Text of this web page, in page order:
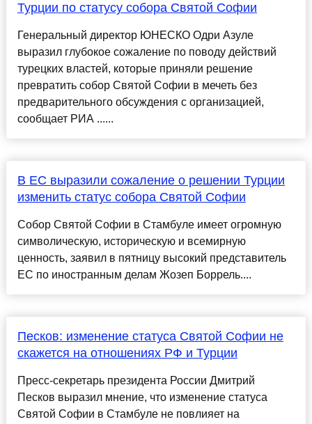
Турции по статусу собора Святой Софии
Генеральный директор ЮНЕСКО Одри Азуле
выразил глубокое сожаление по поводу действий
турецких властей, которые приняли решение
превратить собор Святой Софии в мечеть без
предварительного обсуждения с организацией,
сообщает РИА ......
В ЕС выразили сожаление о решении Турции
изменить статус собора Святой Софии
Собор Святой Софии в Стамбуле имеет огромную
символическую, историческую и всемирную
ценность, заявил в пятницу высокий представитель
ЕС по иностранным делам Жозеп Боррель....
Песков: изменение статуса Святой Софии не
скажется на отношениях РФ и Турции
Пресс-секретарь президента России Дмитрий
Песков выразил мнение, что изменение статуса
Святой Софии в Стамбуле не повлияет на